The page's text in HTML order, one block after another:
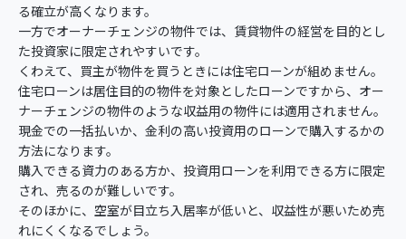
る確立が高くなります。
一方でオーナーチェンジの物件では、賃貸物件の経営を目的とし
た投資家に限定されやすいです。
くわえて、買主が物件を買うときには住宅ローンが組めません。
住宅ローンは居住目的の物件を対象としたローンですから、オー
ナーチェンジの物件のような収益用の物件には適用されません。
現金での一括払いか、金利の高い投資用のローンで購入するかの
方法になります。
購入できる資力のある方か、投資用ローンを利用できる方に限定
され、売るのが難しいです。
そのほかに、空室が目立ち入居率が低いと、収益性が悪いため売
れにくくなるでしょう。